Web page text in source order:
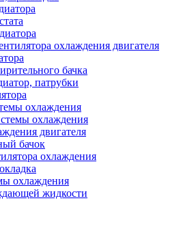
охлаждения двигателя
бачка
патрубки
охлаждения
охлаждения
двигателя
бачок
охлаждения
охлаждения
жидкости